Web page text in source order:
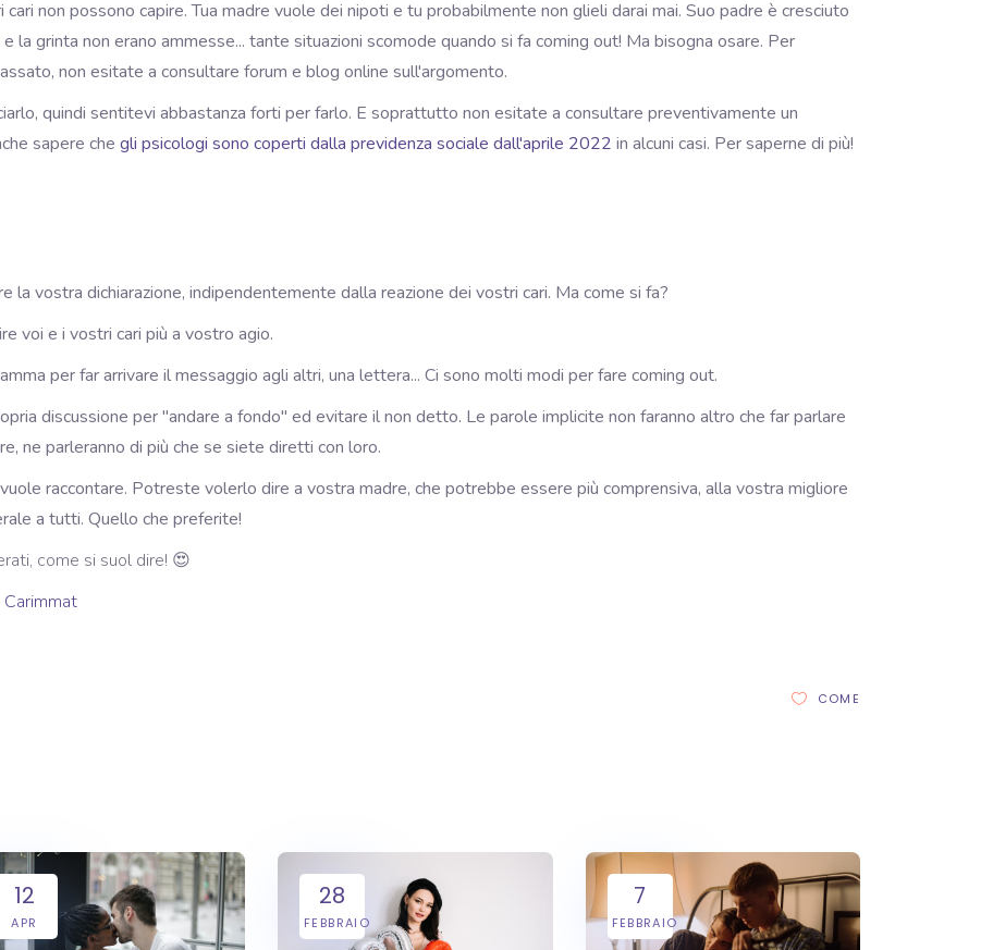
non possono capire. Tua madre vuole dei nipoti e tu probabilmente non glieli darai mai. Suo padre è cresciuto
la grinta non erano ammesse... tante situazioni scomode quando si fa coming out! Ma bisogna osare. Per
non esitate a consultare forum e blog online sull'argomento.
quindi sentitevi abbastanza forti per farlo. E soprattutto non esitate a consultare preventivamente un
sapere che gli psicologi sono coperti dalla previdenza sociale dall'aprile 2022 in alcuni casi. Per saperne di più!
la vostra dichiarazione, indipendentemente dalla reazione dei vostri cari. Ma come si fa?
voi e i vostri cari più a vostro agio.
per far arrivare il messaggio agli altri, una lettera... Ci sono molti modi per fare coming out.
discussione per "andare a fondo" ed evitare il non detto. Le parole implicite non faranno altro che far parlare
ne parleranno di più che se siete diretti con loro.
raccontare. Potreste volerlo dire a vostra madre, che potrebbe essere più comprensiva, alla vostra migliore
a tutti. Quello che preferite!
come si suol dire! 😍
COME
12
APR
28
FEBBRAIO
7
FEBBRAIO